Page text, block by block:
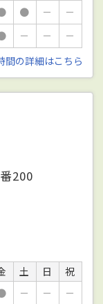
● －
－
－ －
－
間の詳細はこちら
200
土 日
祝
－ － －